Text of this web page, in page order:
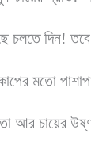
চলতে দিন!
মতো
আর চায়ের